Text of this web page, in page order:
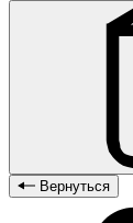
Вернуться